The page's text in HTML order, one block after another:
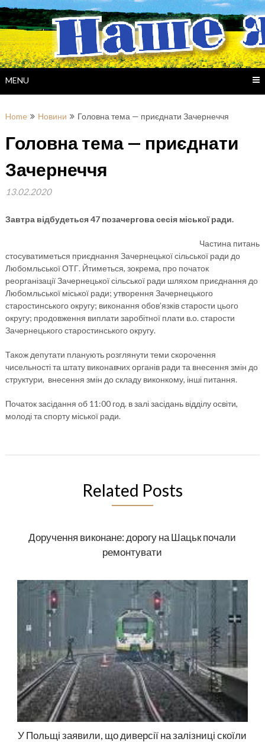
Skip
to
content
MENU
Home Новини Головна тема — приєднати Зачернеччя
Головна тема — приєднати
Зачернеччя
13.02.2020
Завтра відбудеться 47 позачергова сесія міської ради.
Частина питань
стосуватиметься приєднання Зачернецької сільської ради до
Любомльської ОТГ. Йтиметься, зокрема, про початок
реорганізації Зачернецької сільської ради шляхом приєднання до
Любомльської міської ради; утворення Зачернецького
старостинського округу; виконання обов’язків старости цього
округу; продовження виплати заробітної плати в.о. старости
Зачернецького старостинського округу.
Також депутати планують розглянути теми скорочення
чисельності та штату виконавчих органів ради та внесення змін до
структури, внесення змін до складу виконкому, інші питання.
Початок засідання об 11:00 год. в залі засідань відділу освіти,
молоді та спорту міської ради.
Related Posts
Доручення виконане: дорогу на Шацьк почали
ремонтувати
У Польщі заявили, що диверсії на залізниці скоїли